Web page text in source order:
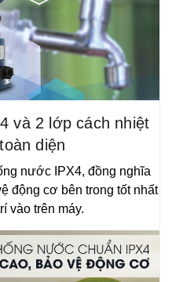
và 2 lớp cách nhiệt
diện
nước IPX4, đồng nghĩa
động cơ bên trong tốt nhất
vào trên máy.